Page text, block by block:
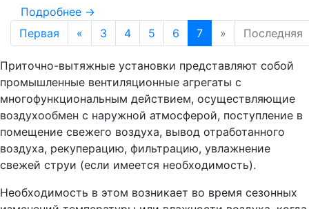
Подробнее →
Первая
« 3 4 5 6 7 » Последняя
Приточно-вытяжные установки представляют собой
промышленные вентиляционные агрегаты с
многофункциональным действием, осуществляющие
воздухообмен с наружной атмосферой, поступление в
помещение свежего воздуха, вывод отработанного
воздуха, рекуперацию, фильтрацию, увлажнение
свежей струи (если имеется необходимость).
Необходимость в этом возникает во время сезонных